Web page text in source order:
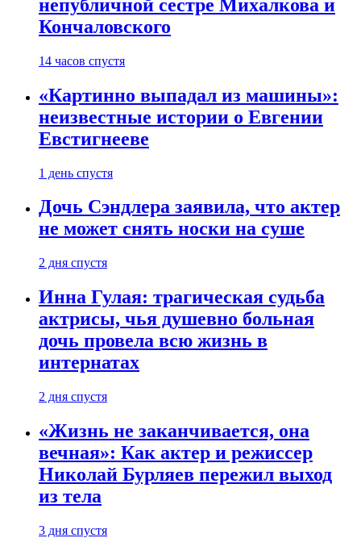
непубличной сестре Михалкова и
Кончаловского
14 часов спустя
«Картинно выпадал из машины»:
неизвестные истории о Евгении
Евстигнееве
1 день спустя
Дочь Сэндлера заявила, что актер
не может снять носки на суше
2 дня спустя
Инна Гулая: трагическая судьба
актрисы, чья душевно больная
дочь провела всю жизнь в
интернатах
2 дня спустя
«Жизнь не заканчивается, она
вечная»: Как актер и режиссер
Николай Бурляев пережил выход
из тела
3 дня спустя